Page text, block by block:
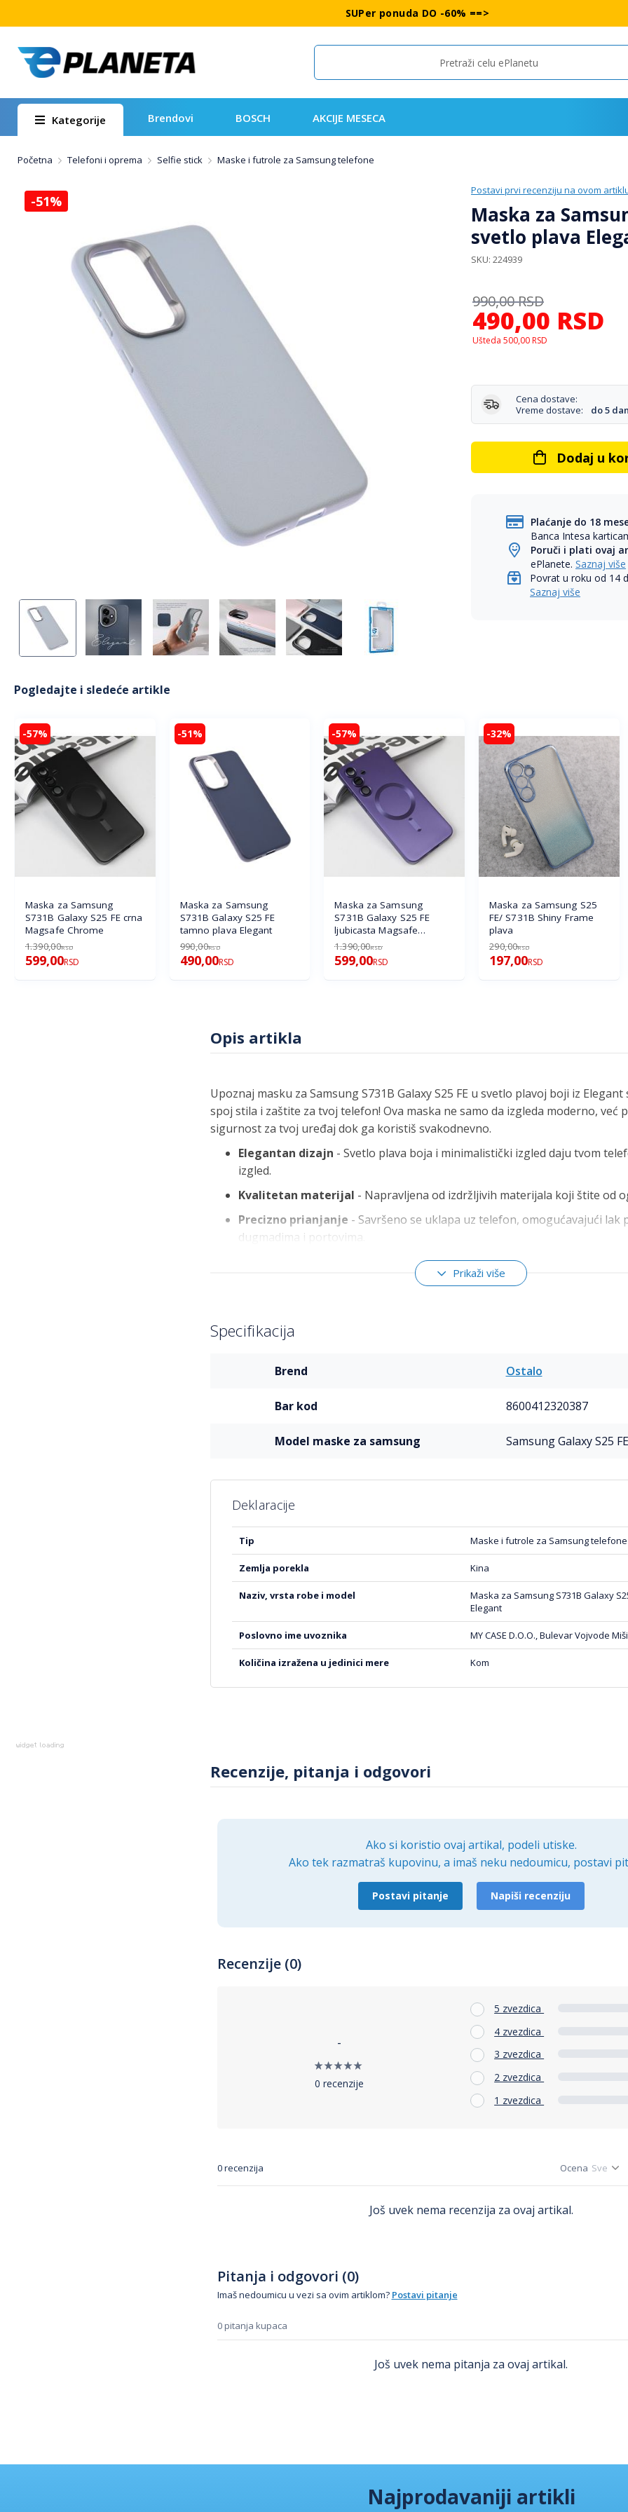
SUPer ponuda DO -60% ==>
Search
Kategorije Brendovi BOSCH AKCIJE MESECA
Početna Telefoni i oprema Selfie stick Maske i futrole za Samsung telefone
Postavi prvi recenziju na ovom
Maska za
svetlo plava
SKU 224939
490,00 RSD
990,00RSD
Ušteda 500,00 RSD
Cena dostave:
Vreme dostave:
do 5
Dodaj u
Plaćanje do 18
Banca Intesa
Poruči i plati ovaj
ePlanete.Saznaj više
Povrat u roku od 14
Saznaj više
-51%
Pogledajte i sledeće artikle
-57%
Maska za Samsung
S731B Galaxy S25 FE crna
Magsafe Chrome
1.390,00RSD
599,00RSD
-51%
Maska za Samsung
S731B Galaxy S25 FE
tamno plava Elegant
990,00RSD
490,00RSD
-57%
Maska za Samsung
S731B Galaxy S25 FE
ljubicasta Magsafe
Chrome
1.390,00RSD
599,00RSD
-32%
Maska za Samsung S25
FE/ S731B Shiny Frame
plava
290,00RSD
197,00RSD
Opis artikla
Upoznaj masku za Samsung S731B Galaxy S25 FE u svetlo plavoj boji iz
spoj stila i zaštite za tvoj telefon! Ova maska ne samo da izgleda moderno, već
sigurnost za tvoj uređaj dok ga koristiš svakodnevno.
Elegantan dizajn - Svetlo plava boja i minimalistički izgled daju tvom
izgled.
Kvalitetan materijal - Napravljena od izdržljivih materijala koji štite od
Precizno prianjanje - Savršeno se uklapa uz telefon, omogućavajući lak
dugmadima i portovima.
- Ne dodaje nepotreban volumen, pa telefon ostaje
- Površina maske sprečava klizanje iz ruke za veću
Svakoga ko voli nežne boje i elegantan stil
Prikaži više
Specifikacija
brend Ostalo
bar kod 8600412320387
model maske za samsung Samsung Galaxy S25 FE
Deklaracije
Više
informacija
tip Maske i futrole za Samsung telefone
zemlja porekla Kina
naziv, vrsta robe i model
Maska za Samsung S731B Galaxy
Elegant
poslovno ime uvoznika MY CASE D.O.O., Bulevar Vojvode
količina izražena u jedinici mere Kom
Recenzije, pitanja i odgovori
Ako si koristio ovaj artikal, podeli utiske.
Ako tek razmatraš kupovinu, a imaš neku nedoumicu, postavi
Postavi pitanje Napiši recenziju
Recenzije (0)
-
0 recenzije
5 zvezdica
4 zvezdica
3 zvezdica
2 zvezdica
1 zvezdica
0 recenzija Ocena
Još uvek nema recenzija za ovaj artikal.
Pitanja i odgovori (0)
Imaš nedoumicu u vezi sa ovim artiklom? Postavi pitanje
0 pitanja kupaca
Još uvek nema pitanja za ovaj artikal.
Najprodavaniji artikli